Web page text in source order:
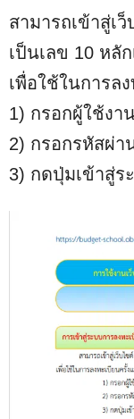
สามารถเข้าสู่เ
เป็นเลข 10 หลั
เพื่อใช้ในการล
1) กรอกผู้ใช้งา
2) กรอกรหัสผ่า
3) กดปุ่มเข้าสู่ร